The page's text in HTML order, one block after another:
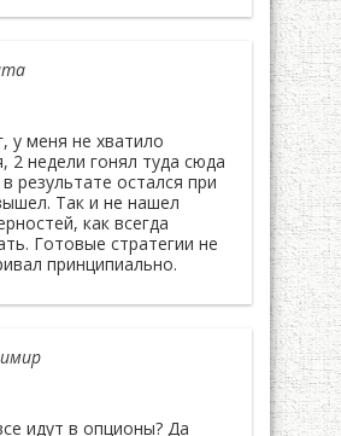
у меня не хватило
2 недели гонял туда сюда
результате остался при
Так и не нашел
как всегда
Готовые стратегии не
принципиально.
идут в опционы? Да